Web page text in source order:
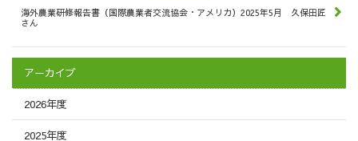
海外農業研修報告書（国際農業者交流協会・アメリカ）2025年5月 久保田匠
さん
アーカイブ
2026年度
2025年度